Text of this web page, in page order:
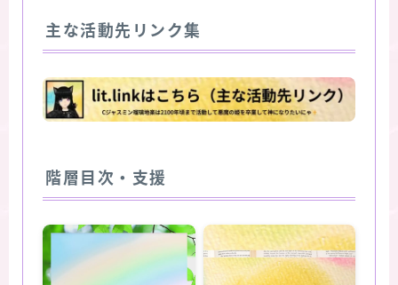
主な活動先リンク集
階層目次・支援